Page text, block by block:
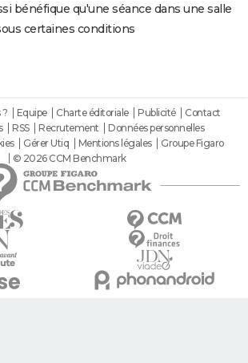
bénéfique qu'une séance dans une salle
certaines conditions
Equipe Charte éditoriale Publicité
Contact
RSS Recrutement
Données personnelles
Gérer Utiq Mentions légales
Groupe Figaro
© 2026 CCM Benchmark